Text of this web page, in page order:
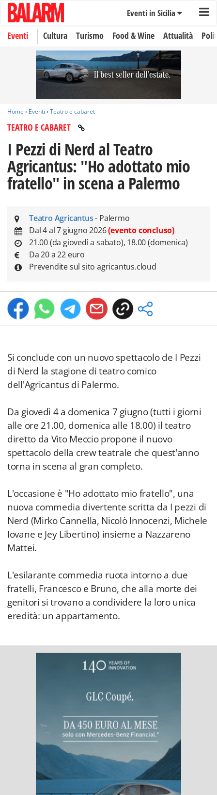
Eventi in Sicilia
Eventi Cultura Turismo Food & Wine Attualità
Home › Eventi › Teatro e cabaret
TEATRO E CABARET
I Pezzi di Nerd al Teatro
Agricantus: "Ho adottato mio
fratello" in scena a Palermo
Teatro Agricantus- Palermo
Dal 4 al 7 giugno 2026(evento concluso)
21.00 (da giovedì a sabato), 18.00 (domenica)
Da 20 a 22 euro
Prevendite sul sito agricantus.cloud
Si conclude con un nuovo spettacolo de I Pezzi
di Nerd la stagione di teatro comico
dell'Agricantus di Palermo.
Da giovedì 4 a domenica 7 giugno (tutti i giorni
alle ore 21.00, domenica alle 18.00) il teatro
diretto da Vito Meccio propone il nuovo
spettacolo della crew teatrale che quest'anno
torna in scena al gran completo.
L'occasione è "Ho adottato mio fratello", una
nuova commedia divertente scritta da I pezzi di
Nerd (Mirko Cannella, Nicolò Innocenzi, Michele
Iovane e Jey Libertino) insieme a Nazzareno
Mattei.
L'esilarante commedia ruota intorno a due
fratelli, Francesco e Bruno, che alla morte dei
genitori si trovano a condividere la loro unica
eredità: un appartamento.